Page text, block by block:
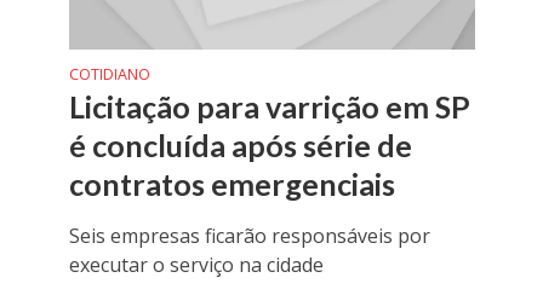
COTIDIANO
Licitação para varrição em SP
é concluída após série de
contratos emergenciais
Seis empresas ficarão responsáveis por
executar o serviço na cidade